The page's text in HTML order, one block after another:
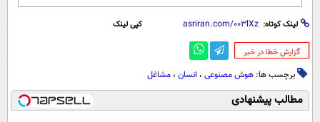
لینک کوتاه: کپی لینک
‌گزارش خطا در خبر
برچسب ها: هوش مصنوعی ، انسان ، مشاغل
مطالب پیشنهادی